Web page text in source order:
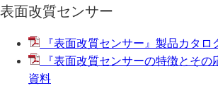
表面改質センサー
『表面改質センサー』製品カタロ
『表面改質センサーの特徴とその
資料